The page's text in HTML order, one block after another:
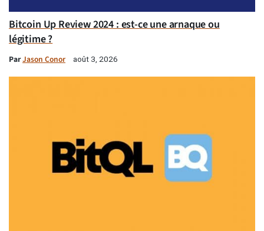
Bitcoin Up Review 2024 : est-ce une arnaque ou
légitime ?
ParJason Conor août 3, 2026